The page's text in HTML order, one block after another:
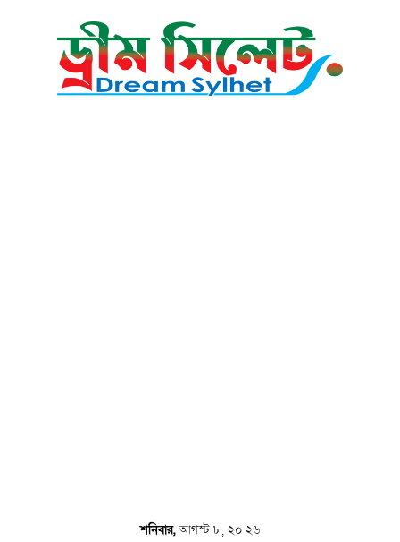
শনিবার,আগস্ট ৮, ২০ ২৬